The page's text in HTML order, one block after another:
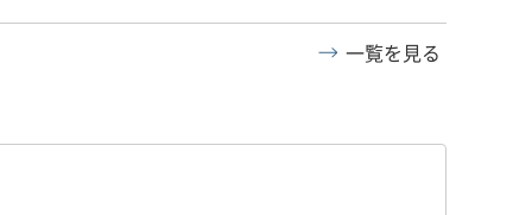
一覧を見る